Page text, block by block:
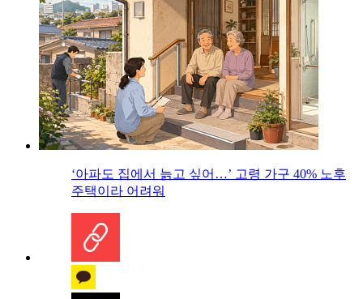
‘아파도 집에서 늙고 싶어…’ 고령 가구 40% 노후
주택이라 어려워